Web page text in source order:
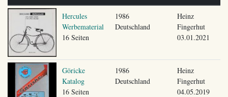
Hercules
Werbematerial
16 Seiten
1986
Deutschland
Heinz
Fingerhut
03.01.2021
Göricke
Katalog
16 Seiten
1986
Deutschland
Heinz
Fingerhut
04.05.2019